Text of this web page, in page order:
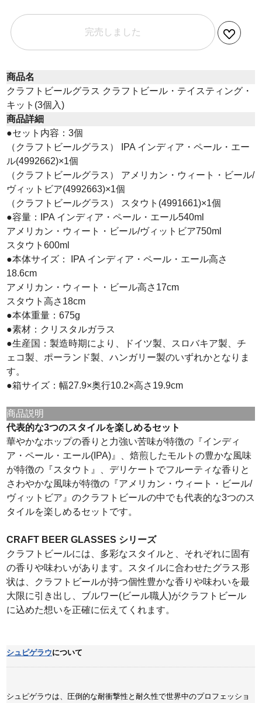
完売しました
商品名
クラフトビールグラス クラフトビール・テイスティング・
キット(3個入)
商品詳細
●セット内容：3個
（クラフトビールグラス） IPA インディア・ペール・エー
ル(4992662)×1個
（クラフトビールグラス） アメリカン・ウィート・ビール/
ヴィットビア(4992663)×1個
（クラフトビールグラス） スタウト(4991661)×1個
●容量：IPA インディア・ペール・エール540ml
アメリカン・ウィート・ビール/ヴィットビア750ml
スタウト600ml
●本体サイズ： IPA インディア・ペール・エール高さ
18.6cm
アメリカン・ウィート・ビール高さ17cm
スタウト高さ18cm
●本体重量：675g
●素材：クリスタルガラス
●生産国：製造時期により、ドイツ製、スロバキア製、チ
ェコ製、ポーランド製、ハンガリー製のいずれかとなりま
す。
●箱サイズ：幅27.9×奥行10.2×高さ19.9cm
商品説明
代表的な3つのスタイルを楽しめるセット
華やかなホップの香りと力強い苦味が特徴の『インディ
ア・ペール・エール(IPA)』、焙煎したモルトの豊かな風味
が特徴の『スタウト』、デリケートでフルーティな香りと
さわやかな風味が特徴の『アメリカン・ウィート・ビール/
ヴィットビア』のクラフトビールの中でも代表的な3つのス
タイルを楽しめるセットです。
CRAFT BEER GLASSES シリーズ
クラフトビールには、多彩なスタイルと、それぞれに固有
の香りや味わいがあります。スタイルに合わせたグラス形
状は、クラフトビールが持つ個性豊かな香りや味わいを最
大限に引き出し、ブルワー(ビール職人)がクラフトビール
に込めた想いを正確に伝えてくれます。
シュピゲラウについて
シュピゲラウは、圧倒的な耐衝撃性と耐久性で世界中のプロフェッショ